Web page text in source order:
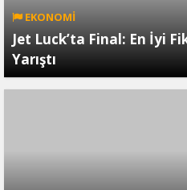
EKONOMİ
Jet Luck’ta Final: En İyi
Yarıştı